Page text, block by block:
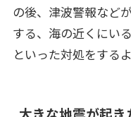
の後、津波警報など
する、海の近くにい
といった対処をする
大きな地震が起